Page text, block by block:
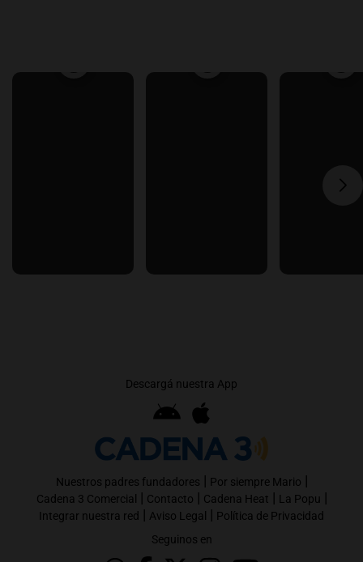
Descargá nuestra App
Nuestros padres fundadores | Por siempre Mario |
Cadena 3 Comercial | Contacto | Cadena Heat | La Popu |
Integrar nuestra red | Aviso Legal | Política de Privacidad
Seguinos en